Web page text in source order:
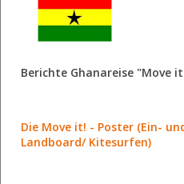
Berichte Ghanareise "Move
Die Move it! - Poster (Ein-
Landboard/ Kitesurfen)